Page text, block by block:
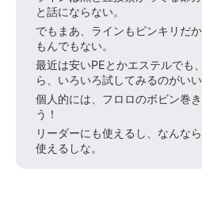
と話にならない。
でもまあ、ラインもピンキリだ
もんでもない。
最近は安いPEとかエステルでも
ら、いろいろ試してみるのがいい
個人的には、フロロのボビン巻
う！
リーダーにも使えるし、なんな
使えるしな。